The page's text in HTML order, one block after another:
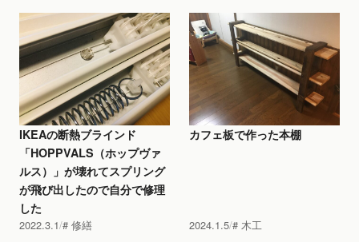
IKEAの断熱ブラインド
「HOPPVALS（ホップヴァ
ルス）」が壊れてスプリング
が飛び出したので自分で修理
した
2022.3.1 修繕
カフェ板で作った本棚
2024.1.5 木工